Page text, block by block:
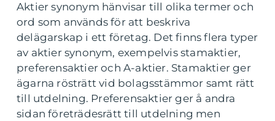
Aktier synonym hänvisar till olika termer och
ord som används för att beskriva
delägarskap i ett företag. Det finns flera typer
av aktier synonym, exempelvis stamaktier,
preferensaktier och A-aktier. Stamaktier ger
ägarna rösträtt vid bolagsstämmor samt rätt
till utdelning. Preferensaktier ger å andra
sidan företrädesrätt till utdelning men